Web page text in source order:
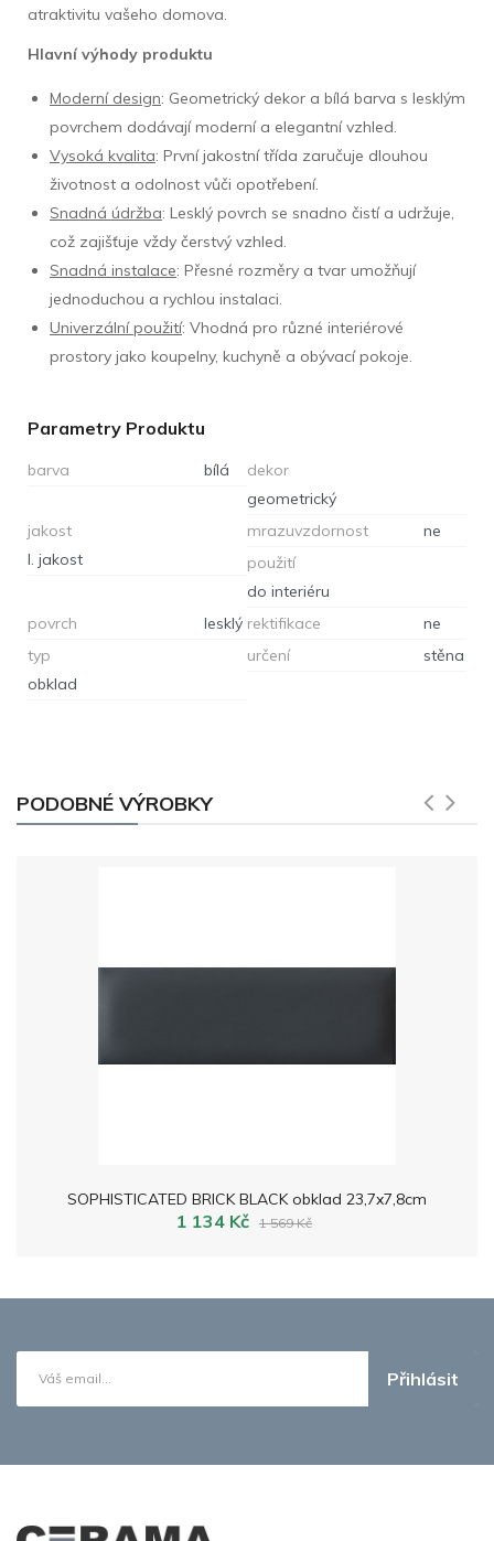
atraktivitu vašeho domova.
Hlavní výhody produktu
Moderní design: Geometrický dekor a bílá barva s lesklým
povrchem dodávají moderní a elegantní vzhled.
Vysoká kvalita: První jakostní třída zaručuje dlouhou
životnost a odolnost vůči opotřebení.
Snadná údržba: Lesklý povrch se snadno čistí a udržuje,
což zajišťuje vždy čerstvý vzhled.
Snadná instalace: Přesné rozměry a tvar umožňují
jednoduchou a rychlou instalaci.
Univerzální použití: Vhodná pro různé interiérové
prostory jako koupelny, kuchyně a obývací pokoje.
Parametry Produktu
barva bílá
dekor
geometrický
jakost
I. jakost
mrazuvzdornost
ne
použití
do interiéru
povrch
lesklý rektifikace
ne
typ
obklad
určení stěna
PODOBNÉ VÝROBKY
SOPHISTICATED BRICK BLACK obklad 23,7x7,8cm
1 134 Kč 1 569 Kč
Přihlásit